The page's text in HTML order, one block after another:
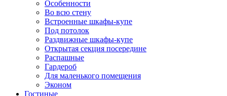
Особенности
Во всю стену
Встроенные шкафы-купе
Под потолок
Раздвижные шкафы-купе
Открытая секция посередине
Распашные
Гардероб
Для маленького помещения
Эконом
Гостиные